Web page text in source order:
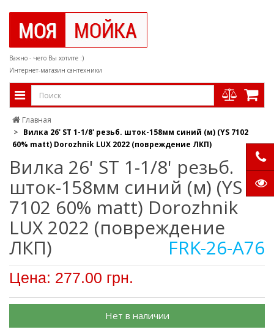
Важно - чего Вы хотите :)
Интернет-магазин сантехники
Главная
Вилка 26' ST 1-1/8' резьб. шток-158мм синий (м) (YS 7102
60% matt) Dorozhnik LUX 2022 (повреждение ЛКП)
Вилка 26' ST 1-1/8' резьб.
шток-158мм синий (м) (YS
7102 60% matt) Dorozhnik
LUX 2022 (повреждение
ЛКП)
FRK-26-A76
Цена: 277.00 грн.
Нет в наличии